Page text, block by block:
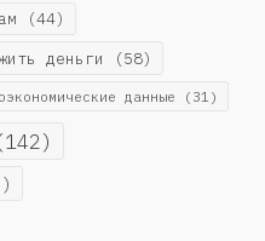
(44)
деньги (58)
данные (31)